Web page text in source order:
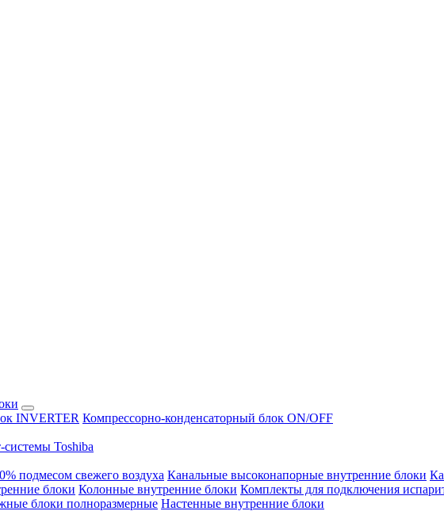
INVERTER Компрессорно-конденсаторный блок ON/OFF
Toshiba
подмесом свежего воздуха Канальные высоконапорные внутренние блоки
блоки Колонные внутренние блоки Комплекты для подключения
блоки полноразмерные Настенные внутренние блоки